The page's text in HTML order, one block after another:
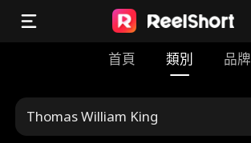
首頁 類別 品牌
Thomas William King